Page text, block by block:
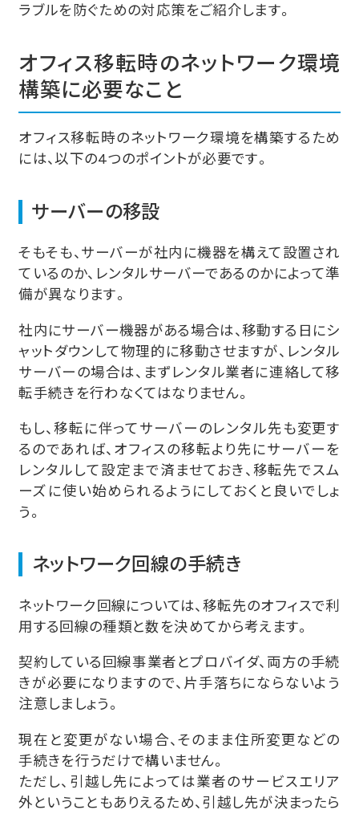
ラブルを防ぐための対応策をご紹介します。
オフィス移転時のネットワーク環境
構築に必要なこと
オフィス移転時のネットワーク環境を構築するため
には、以下の4つのポイントが必要です。
サーバーの移設
そもそも、サーバーが社内に機器を構えて設置され
ているのか、レンタルサーバーであるのかによって準
備が異なります。
社内にサーバー機器がある場合は、移動する日にシ
ャットダウンして物理的に移動させますが、レンタル
サーバーの場合は、まずレンタル業者に連絡して移
転手続きを行わなくてはなりません。
もし、移転に伴ってサーバーのレンタル先も変更す
るのであれば、オフィスの移転より先にサーバーを
レンタルして設定まで済ませておき、移転先でスム
ーズに使い始められるようにしておくと良いでしょ
う。
ネットワーク回線の手続き
ネットワーク回線については、移転先のオフィスで利
用する回線の種類と数を決めてから考えます。
契約している回線事業者とプロバイダ、両方の手続
きが必要になりますので、片手落ちにならないよう
注意しましょう。
現在と変更がない場合、そのまま住所変更などの
手続きを行うだけで構いません。
ただし、引越し先によっては業者のサービスエリア
外ということもありえるため、引越し先が決まったら